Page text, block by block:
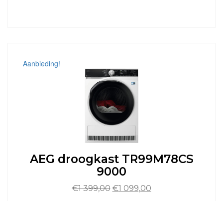
Aanbieding!
AEG droogkast TR99M78CS
9000
€1 399,00 Oorspronkelijke
€1 099,00Huidige